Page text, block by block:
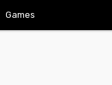
Games